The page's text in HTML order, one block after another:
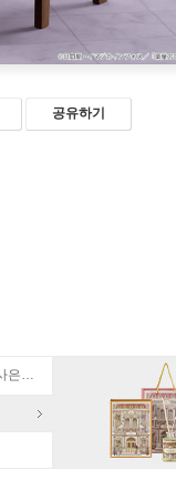
공유하기
노르잇 신제품 출시 기념 할인&사은품 증정!